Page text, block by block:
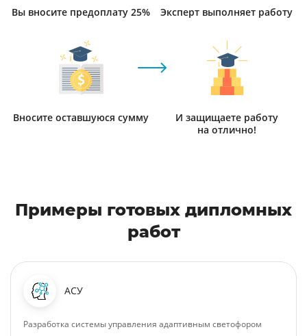
Вы вносите предоплату 25% Эксперт выполняет работу
Вносите оставшуюся сумму
И защищаете работу
на отлично!
Примеры готовых дипломных
работ
АСУ
Разработка системы управления адаптивным светофором